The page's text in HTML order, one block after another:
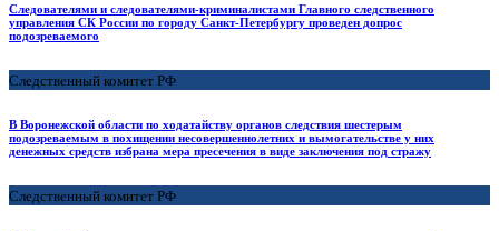
Следователями и следователями-криминалистами Главного следственного
управления СК России по городу Санкт-Петербургу проведен допрос
подозреваемого
Следственный комитет РФ
В Воронежской области по ходатайству органов следствия шестерым
подозреваемым в похищении несовершеннолетних и вымогательстве у них
денежных средств избрана мера пресечения в виде заключения под стражу
Следственный комитет РФ